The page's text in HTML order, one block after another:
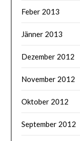
Feber 2013
Jänner 2013
Dezember 2012
November 2012
Oktober 2012
September 2012